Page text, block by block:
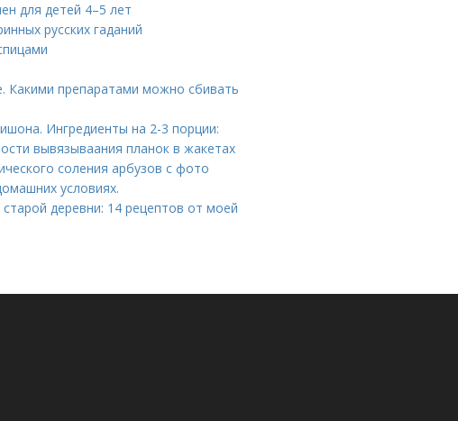
для детей 4–5 лет
русских гаданий
Какими препаратами можно сбивать
Ингредиенты на 2-3 порции:
вывязываания планок в жакетах
соления арбузов с фото
условиях.
деревни: 14 рецептов от моей